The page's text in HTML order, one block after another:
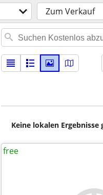
Zum Verkauf
Keine lokalen
free